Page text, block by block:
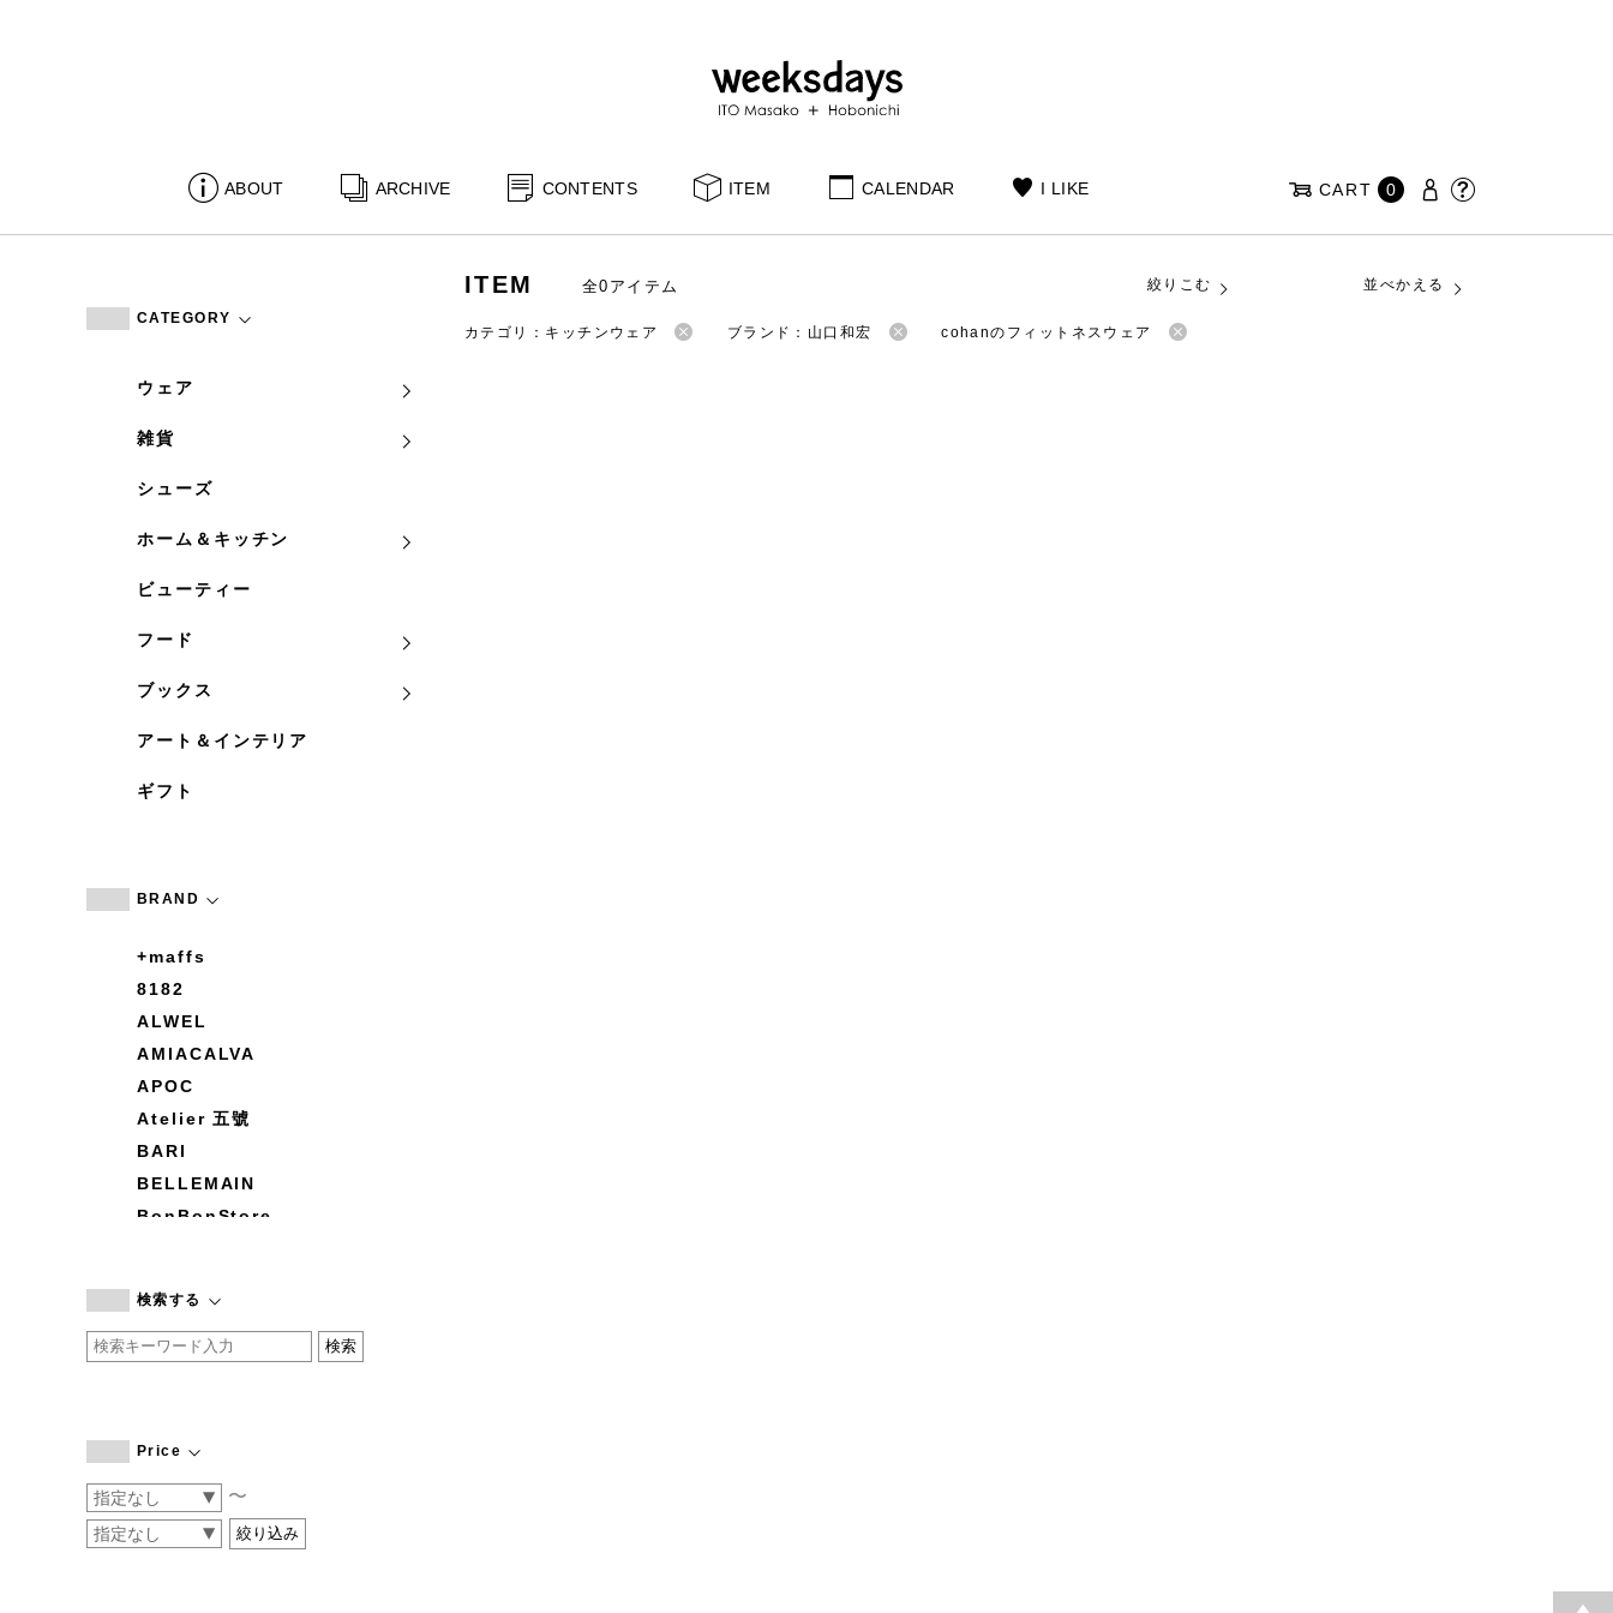
ABOUT ARCHIVE CONTENTS ITEM CALENDAR I LIKE CART 0
CATEGORY
ウェア
雑貨
シューズ
ホーム＆キッチン
ビューティー
フード
ブックス
アート＆インテリア
ギフト
BRAND
+maffs
8182
ALWEL
AMIACALVA
APOC
Atelier 五號
BARI
BELLEMAIN
BonBonStore
by basics
CATWORTH
COGTHEBIGSMOKE
CONVERSE
DEAN & DELUCA
検索する
Price
〜
ITEM 全0アイテム 絞りこむ 並べかえる
カテゴリ：キッチンウェア ブランド：山口和宏 cohanのフィットネスウェア